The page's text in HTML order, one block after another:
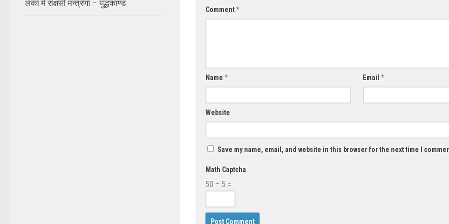
Comment*
Name * Email*
Website
Save my name, email, and website in this browser for the next time I
Math Captcha
50 ÷ 5 =
लंका में राक्षसी मन्त्रणा – युद्धकाण्ड